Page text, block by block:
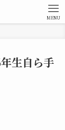
MENU
生自ら手